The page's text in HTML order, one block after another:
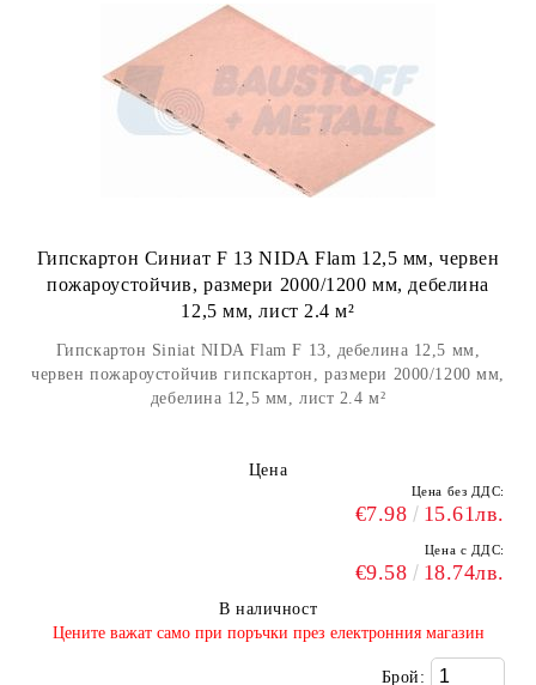
Гипскартон Синиат F 13 NIDA Flam 12,5 мм, червен
пожароустойчив, размери 2000/1200 мм, дебелина
12,5 мм, лист 2.4 м²
Гипскартон Siniat NIDA Flam F 13, дебелина 12,5 мм,
червен пожароустойчив гипскартон, размери 2000/1200 мм,
дебелина 12,5 мм, лист 2.4 м²
Цена
Цена без ДДС:
€7.98 15.61лв.
Цена с ДДС:
€9.58 18.74лв.
В наличност
​Цените важат само при поръчки през електронния магазин
Брой: